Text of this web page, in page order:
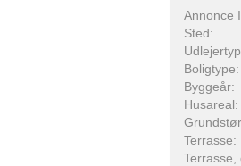
Annonce
Sted:
Boligtype:
Byggeår:
Husareal:
Terrasse: